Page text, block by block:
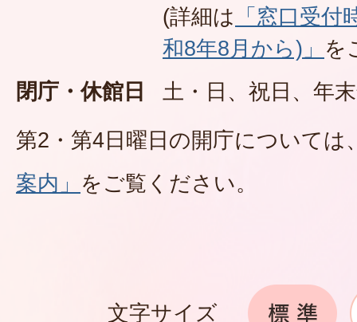
(詳細は 「窓口受
和8年8月から)」 を
閉庁・休館日
土・日、祝日、年
第2・第4日曜日の開庁については
案内」 をご覧ください。
文字サイズ